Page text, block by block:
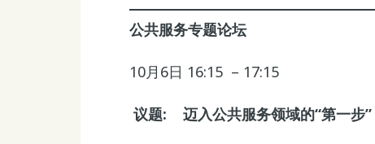
公共服务专题论坛
10月6日 16:15 – 17:15
议题: 迈入公共服务领域的“第一步”